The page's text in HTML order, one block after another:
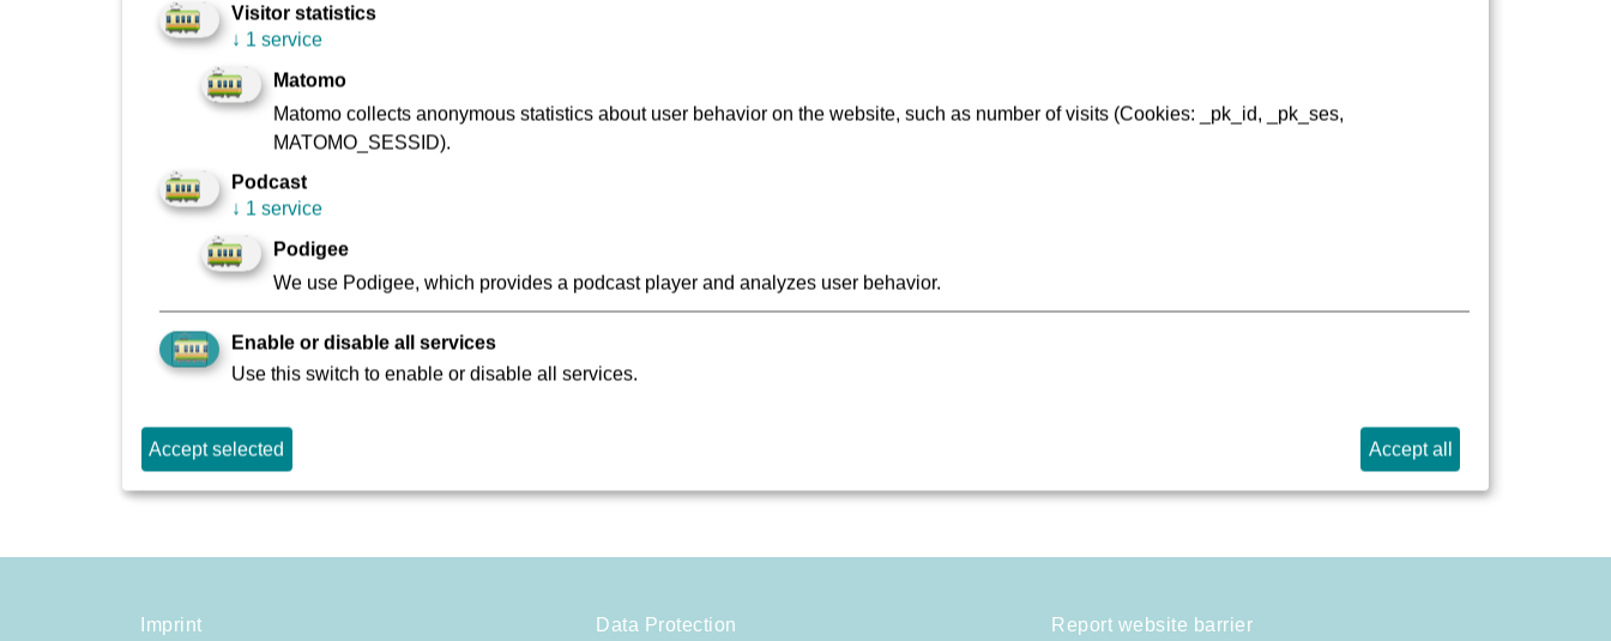
Mehr Informationen zum Aufzugsnachrüstungsprogramm der VGF findet sich unter
www.vgf-ffm.de/de/aktuellpresse/bauvorhaben/aufzugsnachruestungen
auf der Homepage der VGF.
VGF-Unternehmenskommunikation
069 213 27495
E-Mail:presse@vgf-ffm.de
Bitte beachten Sie unsere Informationen zur Datenschutzgrundverordnung:
Back
Imprint Data Protection Report website barrier
Visitor statistics
↓ 1 service
Matomo
Matomo collects anonymous statistics about user behavior on the website, such as number of visits (Cookies: _pk_id, _pk_ses,
MATOMO_SESSID).
Podcast
↓ 1 service
Podigee
We use Podigee, which provides a podcast player and analyzes user behavior.
Enable or disable all services
Use this switch to enable or disable all services.
Accept selected Accept all